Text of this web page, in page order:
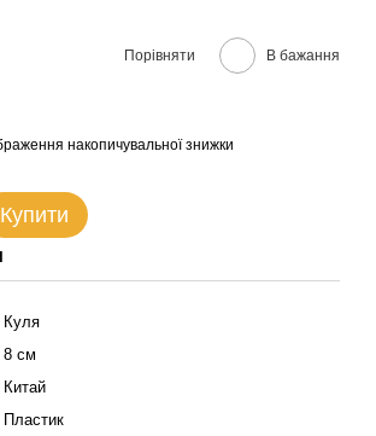
Порівняти В бажання
накопичувальної знижки
Купити
Куля
8 см
Китай
Пластик